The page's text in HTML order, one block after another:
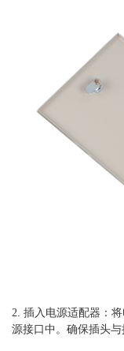
2. 插入电源适配器：
源接口中。确保插头与